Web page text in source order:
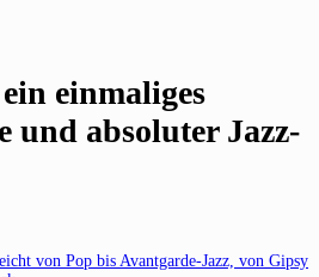
einmaliges
und absoluter Jazz-
von Pop bis Avantgarde-Jazz, von Gipsy